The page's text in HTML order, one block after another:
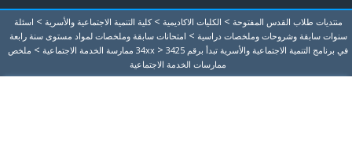
منتديات طلاب القدس المفتوحة > الكليات الاكاديمية > كلية التنمية الاجتماعية والأسرية > اسئلة
سنوات سابقة وشروحات وملخصات دراسية > امتحانات سابقة وملخصات لمواد مستوى سنة رابعة
في برنامج التنمية الاجتماعية والأسرية تبدأ برقم 34xx
> 3425 ممارسة الخدمة الاجتماعية > ملخص
ممارسات الخدمة الاجتماعية